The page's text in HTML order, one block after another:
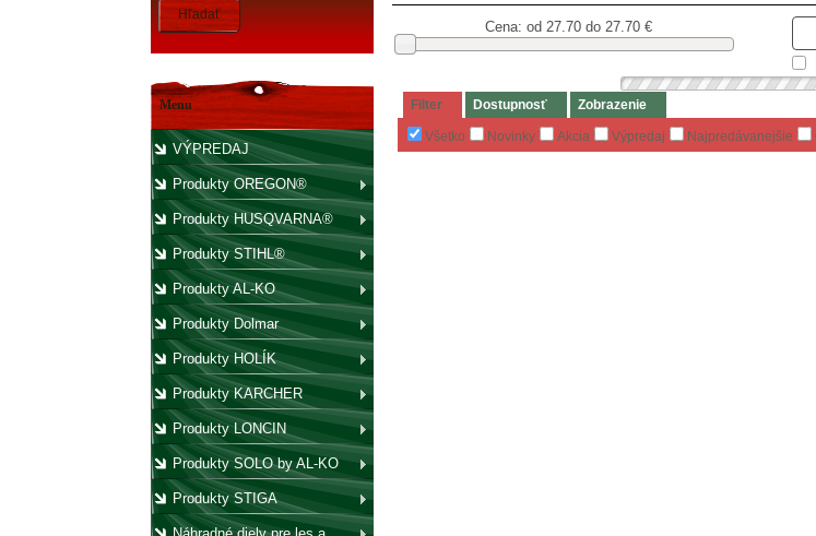
Hľadať
Menu
VÝPREDAJ
Produkty OREGON®
Produkty HUSQVARNA®
Produkty STIHL®
Produkty AL-KO
Produkty Dolmar
Produkty HOLÍK
Produkty KARCHER
Produkty LONCIN
Produkty SOLO by AL-KO
Produkty STIGA
Cena: od 27.70 do 27.70 €
Filter Dostupnosť Zobrazenie
Všetko Novinky Akcia Výpredaj Najpredávanejšie